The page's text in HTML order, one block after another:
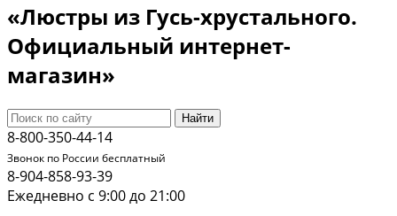
«Люстры из Гусь-хрустального.
Официальный интернет-
магазин»
Найти
8-800-350-44-14
Звонок по России бесплатный
8-904-858-93-39
Ежедневно с 9:00 до 21:00